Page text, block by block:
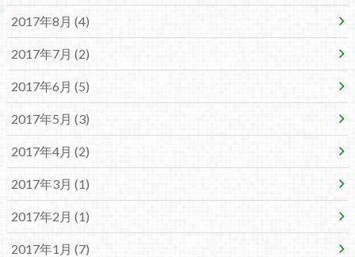
2017年8月 (4)
2017年7月 (2)
2017年6月 (5)
2017年5月 (3)
2017年4月 (2)
2017年3月 (1)
2017年2月 (1)
2017年1月 (7)